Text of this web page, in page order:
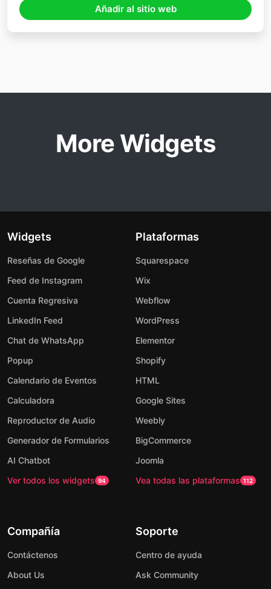
Añadir al sitio web
More Widgets
Widgets
Reseñas de Google
Feed de Instagram
Cuenta Regresiva
LinkedIn Feed
Chat de WhatsApp
Popup
Calendario de Eventos
Calculadora
Reproductor de Audio
Generador de Formularios
AI Chatbot
Ver todos los widgets 94
Plataformas
Squarespace
Wix
Webflow
WordPress
Elementor
Shopify
HTML
Google Sites
Weebly
BigCommerce
Joomla
Vea todas las plataformas 112
Compañía
Contáctenos
About Us
Soporte
Centro de ayuda
Ask Community